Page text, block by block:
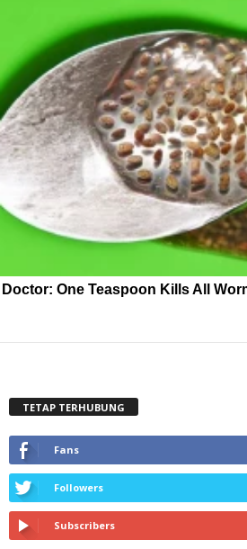
Doctor: One Teaspoon Kills All
TETAP TERHUBUNG
Fans
Followers
Subscribers